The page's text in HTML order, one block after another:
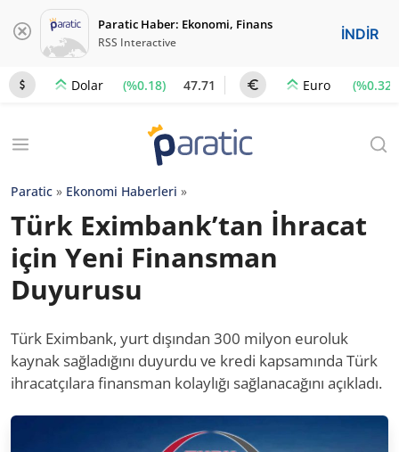
Paratic Haber: Ekonomi, Finans
RSS Interactive İNDİR
Dolar (%0.18) 47.71 Euro (%0.32)
Paratic » Ekonomi Haberleri »
Türk Eximbank’tan İhracat
için Yeni Finansman
Duyurusu
Türk Eximbank, yurt dışından 300 milyon euroluk
kaynak sağladığını duyurdu ve kredi kapsamında Türk
ihracatçılara finansman kolaylığı sağlanacağını açıkladı.